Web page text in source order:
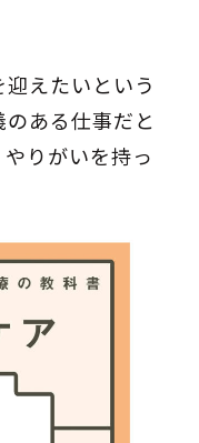
えたいという
ある仕事だと
りがいを持っ